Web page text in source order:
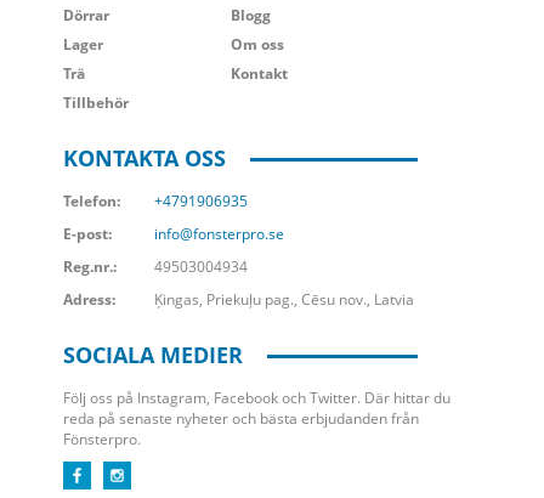
Dörrar
Lager
Trä
Tillbehör
Blogg
Om oss
Kontakt
KONTAKTA OSS
Telefon:
+4791906935
E-post:
info@fonsterpro.se
Reg.nr.:
49503004934
Adress:
Ķingas, Priekuļu pag., Cēsu nov., Latvia
SOCIALA MEDIER
Följ oss på Instagram, Facebook och Twitter. Där hittar du
reda på senaste nyheter och bästa erbjudanden från
Fönsterpro.